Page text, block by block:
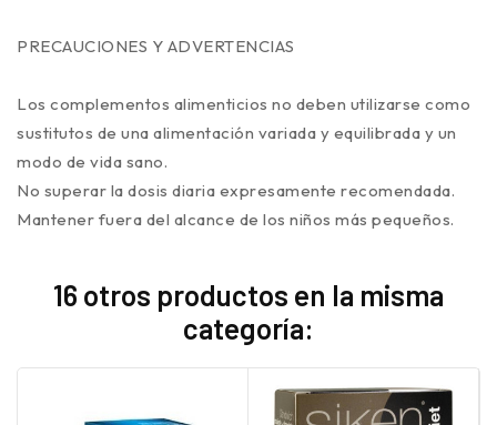
PRECAUCIONES Y ADVERTENCIAS
Los complementos alimenticios no deben utilizarse como
sustitutos de una alimentación variada y equilibrada y un
modo de vida sano.
No superar la dosis diaria expresamente recomendada.
Mantener fuera del alcance de los niños más pequeños.
16 otros productos en la misma
categoría: